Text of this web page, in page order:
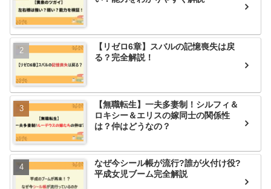
【リゼロ6章】スバルの記憶喪失は戻
る？完全解説！
【無職転生】一夫多妻制！シルフィ＆
ロキシー＆エリスの嫁同士の関係性
は？仲はどうなの？
なぜ今シール帳が流行?誰が火付け役?
平成女児ブーム完全解説